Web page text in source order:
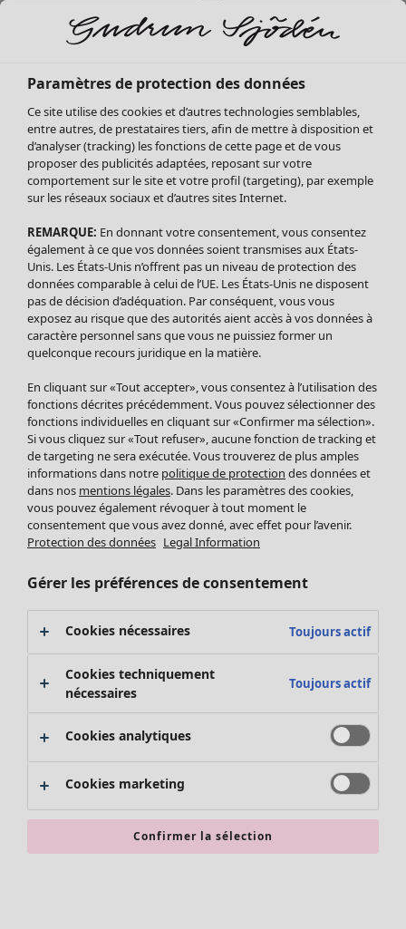
Soldes Vêtements
Tous les vêtements
Robes
Tuniques
Blouses
Tops
Gilets
Pantalon
Jupes
Leggings et collants
Accessoires
Chaussures
Vêtements de bain
Basics
Soldes Mobilier
Bonnes affaires déco
Décoration
Textiles
Tapis
Éponge
Promos SOLDES
Les promos de Gudrun Sjödén
Nouvel arrivage
Bonnes affaires en soldes - jusqu'à -70
Paramètres de protection des données
Ce site utilise des cookies et d’autres technologies semblables,
entre autres, de prestataires tiers, afin de mettre à disposition et
d’analyser (tracking) les fonctions de cette page et de vous
proposer des publicités adaptées, reposant sur votre
comportement sur le site et votre profil (targeting), par exemple
sur les réseaux sociaux et d’autres sites Internet.
REMARQUE: En donnant votre consentement, vous consentez
également à ce que vos données soient transmises aux États-
Unis. Les États-Unis n’offrent pas un niveau de protection des
données comparable à celui de l’UE. Les États-Unis ne disposent
pas de décision d’adéquation. Par conséquent, vous vous
exposez au risque que des autorités aient accès à vos données à
caractère personnel sans que vous ne puissiez former un
quelconque recours juridique en la matière.
En cliquant sur «Tout accepter», vous consentez à l’utilisation des
fonctions décrites précédemment. Vous pouvez sélectionner des
fonctions individuelles en cliquant sur «Confirmer ma sélection».
Si vous cliquez sur «Tout refuser», aucune fonction de tracking et
de targeting ne sera exécutée. Vous trouverez de plus amples
informations dans notre politique de protection des données et
dans nos mentions légales. Dans les paramètres des cookies,
vous pouvez également révoquer à tout moment le
consentement que vous avez donné, avec effet pour l’avenir.
Protection des données Legal Information
Gérer les préférences de consentement
Cookies nécessaires Toujours actif
Cookies techniquement
nécessaires
Toujours actif
Cookies analytiques
Cookies marketing
Confirmer la sélection